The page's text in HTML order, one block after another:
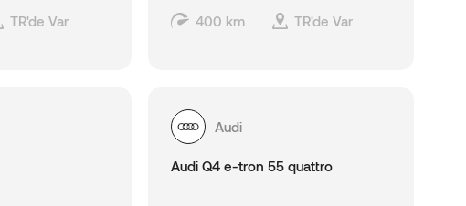
TR'de Var
400 km
TR'de Var
Audi
Audi Q4 e-tron 55 quattro